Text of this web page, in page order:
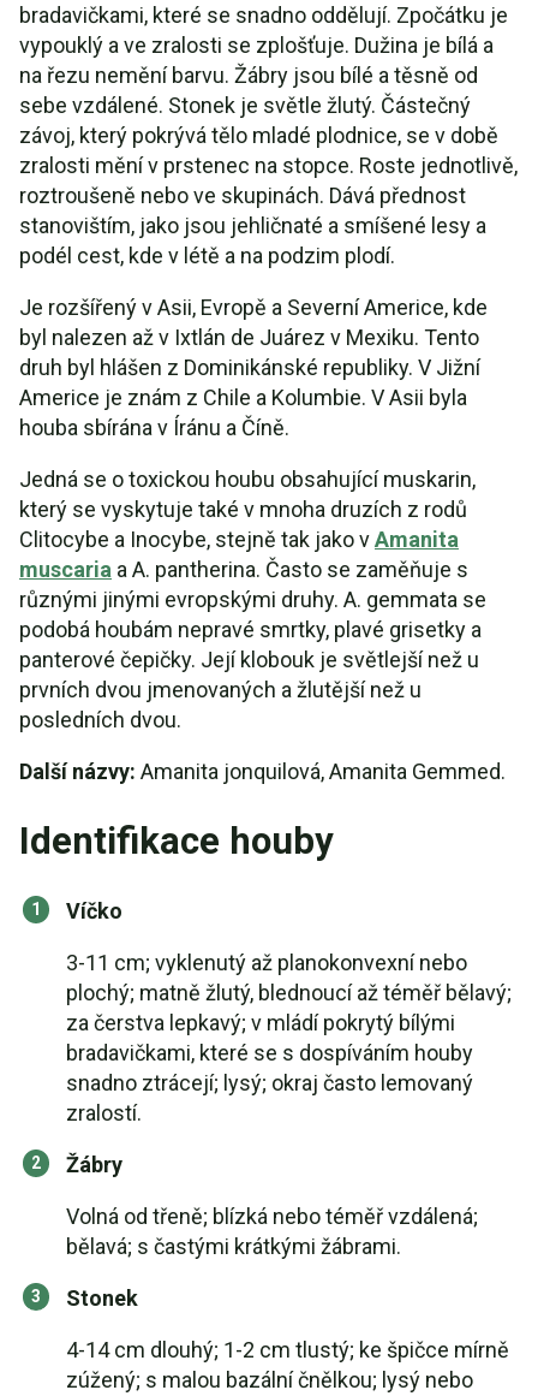
bradavičkami, které se snadno oddělují. Zpočátku je
vypouklý a ve zralosti se zplošťuje. Dužina je bílá a
na řezu nemění barvu. Žábry jsou bílé a těsně od
sebe vzdálené. Stonek je světle žlutý. Částečný
závoj, který pokrývá tělo mladé plodnice, se v době
zralosti mění v prstenec na stopce. Roste jednotlivě,
roztroušeně nebo ve skupinách. Dává přednost
stanovištím, jako jsou jehličnaté a smíšené lesy a
podél cest, kde v létě a na podzim plodí.
Je rozšířený v Asii, Evropě a Severní Americe, kde
byl nalezen až v Ixtlán de Juárez v Mexiku. Tento
druh byl hlášen z Dominikánské republiky. V Jižní
Americe je znám z Chile a Kolumbie. V Asii byla
houba sbírána v Íránu a Číně.
Jedná se o toxickou houbu obsahující muskarin,
který se vyskytuje také v mnoha druzích z rodů
Clitocybe a Inocybe, stejně tak jako vAmanita
muscaria a A. pantherina. Často se zaměňuje s
různými jinými evropskými druhy. A. gemmata se
podobá houbám nepravé smrtky, plavé grisetky a
panterové čepičky. Její klobouk je světlejší než u
prvních dvou jmenovaných a žlutější než u
posledních dvou.
Další názvy: Amanita jonquilová, Amanita Gemmed.
Identifikace houby
Víčko
3-11 cm; vyklenutý až planokonvexní nebo
plochý; matně žlutý, blednoucí až téměř bělavý;
za čerstva lepkavý; v mládí pokrytý bílými
bradavičkami, které se s dospíváním houby
snadno ztrácejí; lysý; okraj často lemovaný
zralostí.
Žábry
Volná od třeně; blízká nebo téměř vzdálená;
bělavá; s častými krátkými žábrami.
Stonek
4-14 cm dlouhý; 1-2 cm tlustý; ke špičce mírně
zúžený; s malou bazální čnělkou; lysý nebo